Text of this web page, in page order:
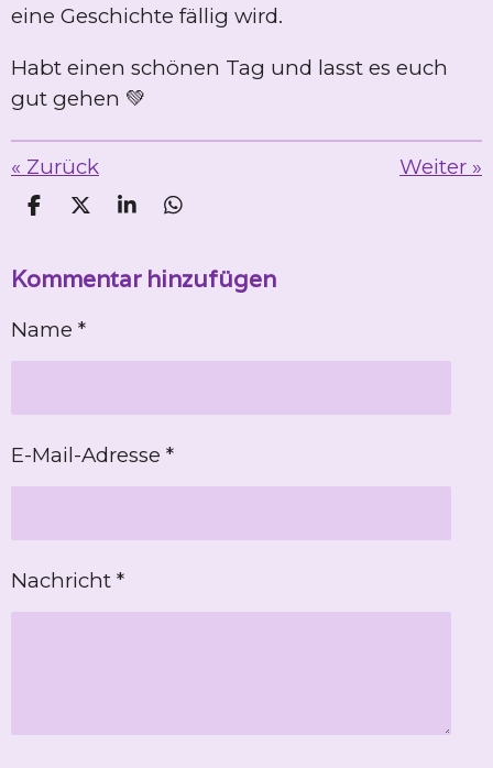
eine Geschichte fällig wird.
Habt einen schönen Tag und lasst es euch
gut gehen 💚
« Zurück Weiter »
T
l
T
l
n
T
l
T
l
Kommentar hinzufügen
Name *
E-Mail-Adresse *
Nachricht *